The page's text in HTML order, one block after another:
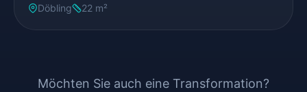
Döbling 22 m²
Möchten Sie auch eine Transformation?